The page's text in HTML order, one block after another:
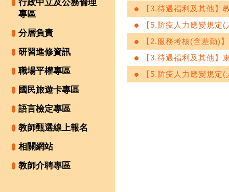
行政中立及公務倫理
專區
分層負責
研習進修資訊
職場平權專區
國民旅遊卡專區
語言檢定專區
教師甄選線上報名
相關網站
教師介聘專區
【3.待遇福利及其他】
【5.防疫人力應變規定
【2.服務考核(含差勤)
【3.待遇福利及其他】
【5.防疫人力應變規定